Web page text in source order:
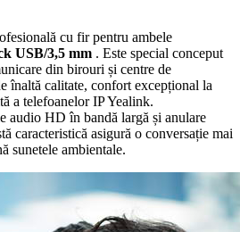
cu fir pentru ambele
USB/3,5 mm . Este special conceput
din birouri și centre de
înaltă calitate, confort excepțional la
a telefoanelor IP Yealink.
audio HD în bandă largă și anulare
caracteristică asigură o conversație mai
sunetele ambientale.